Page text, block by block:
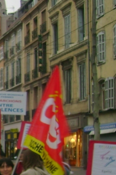
Musique